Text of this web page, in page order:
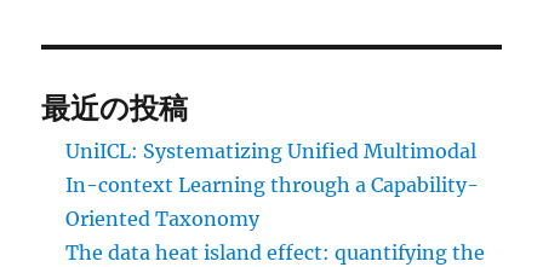
最近の投稿
UniICL: Systematizing Unified Multimodal
In-context Learning through a Capability-
Oriented Taxonomy
The data heat island effect: quantifying the